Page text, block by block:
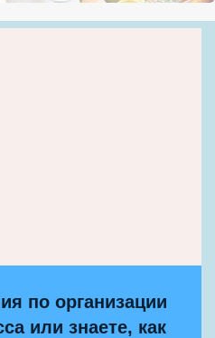
по организации
или знаете, как